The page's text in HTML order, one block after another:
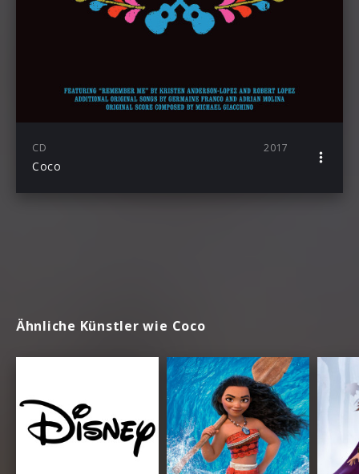
CD 2017
Coco
Ähnliche Künstler wie Coco